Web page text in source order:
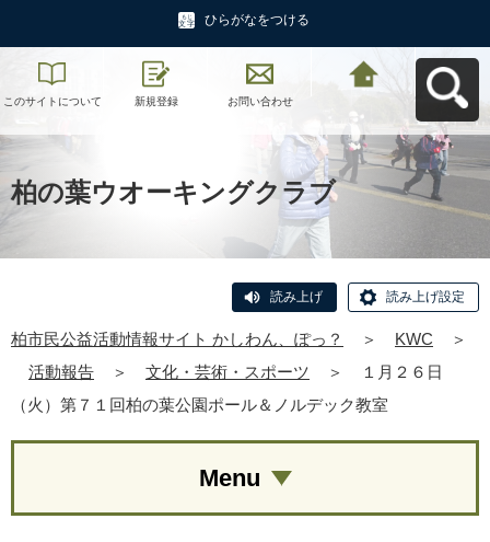
ひらがなをつける
このサイトについて 新規登録 お問い合わせ
サイト かしわん、ぽ
っ？へ戻る
柏の葉ウオーキングクラブ
読み上げ 読み上げ設定
柏市民公益活動情報サイト かしわん、ぽっ？ ＞ KWC
＞
活動報告
＞ 文化・芸術・スポーツ ＞
１月２６日
（火）第７１回柏の葉公園ポール＆ノルデック教室
Menu